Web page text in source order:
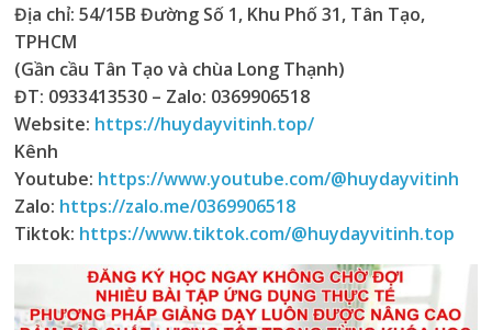
Địa chỉ: 54/15B Đường Số 1, Khu Phố 31, Tân Tạo,
TPHCM
(Gần cầu Tân Tạo và chùa Long Thạnh)
ĐT: 0933413530 – Zalo: 0369906518
Website: https://huydayvitinh.top/
Kênh
Youtube: https://www.youtube.com/@huydayvitinh
Zalo: https://zalo.me/0369906518
Tiktok: https://www.tiktok.com/@huydayvitinh.top